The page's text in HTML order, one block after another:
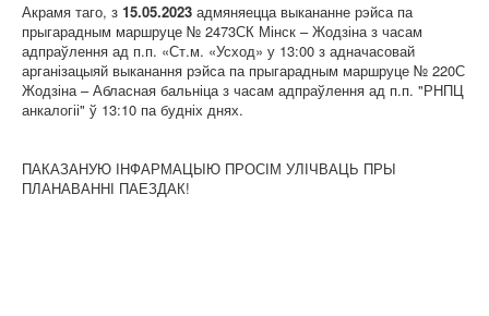
Акрамя таго, з 15.05.2023 адмяняецца выкананне рэйса па
прыгарадным маршруце № 2473СК Мінск – Жодзіна з часам
адпраўлення ад п.п. «Ст.м. «Усход» у 13:00 з адначасовай
арганізацыяй выканання рэйса па прыгарадным маршруце № 220С
Жодзіна – Абласная бальніца з часам адпраўлення ад п.п. "РНПЦ
анкалогіі" ў 13:10 па будніх днях.
ПАКАЗАНУЮ ІНФАРМАЦЫЮ ПРОСІМ УЛІЧВАЦЬ ПРЫ
ПЛАНАВАННІ ПАЕЗДАК!